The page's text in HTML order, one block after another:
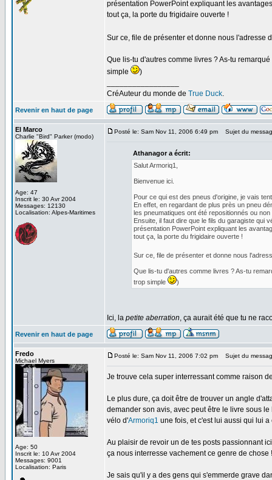
présentation PowerPoint expliquant les
tout ça, la porte du frigidaire ouverte !
Sur ce, file de présenter et donne nous l'adresse
Que lis-tu d'autres comme livres ? As-tu
simple
)
CréAuteur du monde de True Duck.
Revenir en haut de page
El Marco
Charlie "Bird" Parker (modo)
Age: 47
Inscrit le: 30 Avr 2004
Messages: 12130
Localisation: Alpes-Maritimes
Posté le: Sam Nov 11, 2006 6:49 pm Sujet du
Athanagor a écrit:
Salut Armoriq1,
Bienvenue ici.
Pour ce qui est des pneus d'origine, je vais
En effet, en regardant de plus près un pneu
les pneumatiques ont été repositionnés ou
Ensuite, il faut dire que le fils du garagiste qui
présentation PowerPoint expliquant les
tout ça, la porte du frigidaire ouverte !
Sur ce, file de présenter et donne nous
Que lis-tu d'autres comme livres ? As-tu
trop simple
)
Ici, la petite aberration, ça aurait été que tu ne
Revenir en haut de page
Fredo
Michael Myers
Age: 50
Inscrit le: 10 Avr 2004
Messages: 9001
Localisation: Paris
Posté le: Sam Nov 11, 2006 7:02 pm Sujet du
Je trouve cela super interressant comme raison
Le plus dure, ça doit être de trouver un angle
demander son avis, avec peut être le livre sous
vélo d'Armoriq1 une fois, et c'est lui aussi qui lui
Au plaisir de revoir un de tes posts passionnant
ça nous interresse vachement ce genre de chose
Je sais qu'il y a des gens qui s'emmerde grave